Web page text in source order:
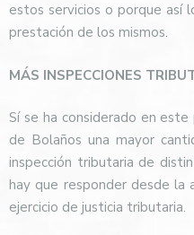
estos servicios o porque así
prestación de los mismos.
MÁS INSPECCIONES
Sí se ha considerado en
de Bolaños una mayor
inspección tributaria de
hay que responder desde la
ejercicio de justicia tributaria.